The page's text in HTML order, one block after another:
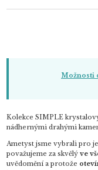
Možnosti
Kolekce SIMPLE
nádhernými drahými
Ametyst jsme vybrali pro
považujeme za skvělýve
uvědomění a protože